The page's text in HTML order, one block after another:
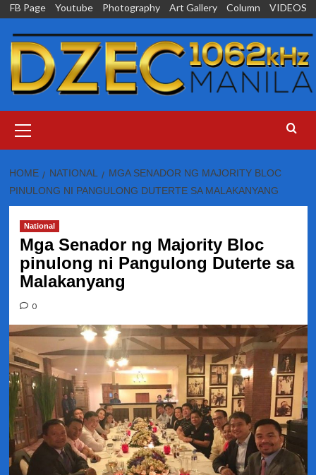
Skip
content
FB Page Youtube Photography Art Gallery Column VIDEOS
Menu
HOME NATIONAL
MGA SENADOR NG MAJORITY BLOC
PINULONG NI PANGULONG DUTERTE SA MALAKANYANG
National
Mga Senador ng Majority Bloc
pinulong ni Pangulong Duterte sa
Malakanyang
0